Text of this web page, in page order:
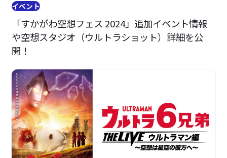
イベント
「すかがわ空想フェス 2024」追加イベント情報
や空想スタジオ（ウルトラショット）詳細を公
開！